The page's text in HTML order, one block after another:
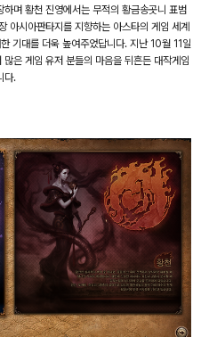
며 황천 진영에서는 무적의 황금송곳니 표범
아시아판타지를 지향하는 아스타의 게임 세계
기대를 더욱 높여주었답니다. 지난10월 11일
많은 게임 유저 분들의 마음을 뒤흔든 대작게임
다.